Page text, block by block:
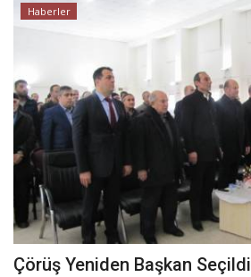
Haberler
Çörüş Yeniden Başkan Seçildi